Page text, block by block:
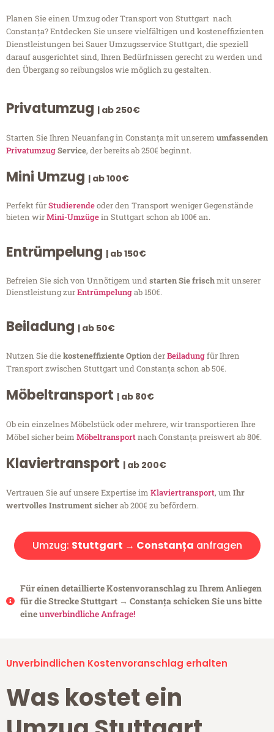
Planen Sie einen Umzug oder Transport von Stuttgart nach
Constanța? Entdecken Sie unsere vielfältigen und kosteneffizienten
Dienstleistungen bei Sauer Umzugsservice Stuttgart, die speziell
darauf ausgerichtet sind, Ihren Bedürfnissen gerecht zu werden und
den Übergang so reibungslos wie möglich zu gestalten.
Privatumzug | ab 250€
Starten Sie Ihren Neuanfang in Constanța mit unserem umfassenden
PrivatumzugService, der bereits ab 250€ beginnt.
Mini Umzug | ab 100€
Perfekt fürStudierendeoder den Transport weniger Gegenstände
bieten wirMini-Umzügein Stuttgart schon ab 100€ an.
Entrümpelung | ab 150€
Befreien Sie sich von Unnötigem undstarten Sie frischmit unserer
Dienstleistung zurEntrümpelungab 150€.
Beiladung | ab 50€
Nutzen Sie diekosteneffiziente OptionderBeiladungfür Ihren
Transport zwischen Stuttgart und Constanța schon ab 50€.
Möbeltransport | ab 80€
Ob ein einzelnes Möbelstück oder mehrere, wir transportieren Ihre
Möbel sicher beim Möbeltransportnach Constanța preiswert ab 80€.
Klaviertransport | ab 200€
Vertrauen Sie auf unsere Expertise im Klaviertransport, um Ihr
wertvolles Instrument sicherab 200€ zu befördern.
Umzug: Stuttgart → Constanța anfragen
Für einen detaillierte Kostenvoranschlag zu Ihrem Anliegen
für die Strecke Stuttgart → Constanța schicken Sie uns bitte
eineunverbindliche Anfrage!
Unverbindlichen Kostenvoranschlag erhalten
Was kostet ein